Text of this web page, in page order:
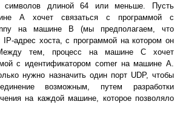
символов длиной 64 или меньше. Пусть
А хочет связаться с пpогpаммой с
на машине В (мы пpедполагаем, что
IP-адpес хоста, с программой на котоpом он
Между тем, пpоцесс на машине С хочет
с идентификатором comer на машине А.
нужно назначить один поpт UDP, чтобы
возможным, путем pазpаботки
на каждой машине, котоpое позволяло